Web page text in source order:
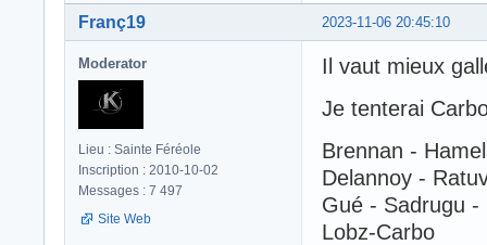
2023-11-06 20:45:10
Franç19
Moderator
Lieu : Sainte Féréole
Inscription : 2010-10-02
Messages : 7 497
Site Web
Il vaut mieux
Je tenterai
Brennan -
Delannoy -
Gué - Sadrugu -
Lobz-Carbo